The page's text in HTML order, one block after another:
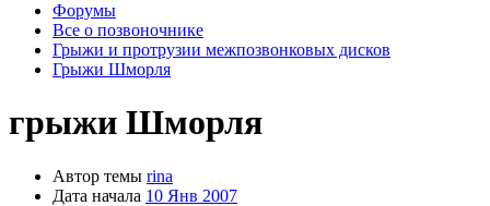
Форумы
Все о позвоночнике
Грыжи и протрузии межпозвонковых дисков
Грыжи Шморля
грыжи Шморля
Автор темы rina
Дата начала 10 Янв 2007